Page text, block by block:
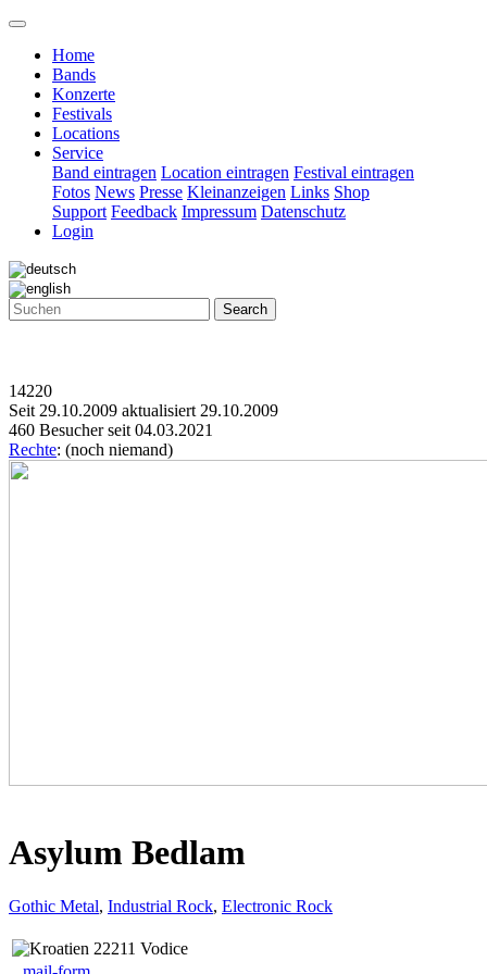
Home
Bands
Konzerte
Festivals
Locations
Service
Band eintragen Location eintragen Festival eintragen
Fotos News Presse Kleinanzeigen Links Shop
Support Feedback Impressum Datenschutz
Login
Search
14220
Seit 29.10.2009 aktualisiert 29.10.2009
460 Besucher seit 04.03.2021
Rechte: (noch niemand)
Asylum Bedlam
Gothic Metal, Industrial Rock, Electronic Rock
22211 Vodice